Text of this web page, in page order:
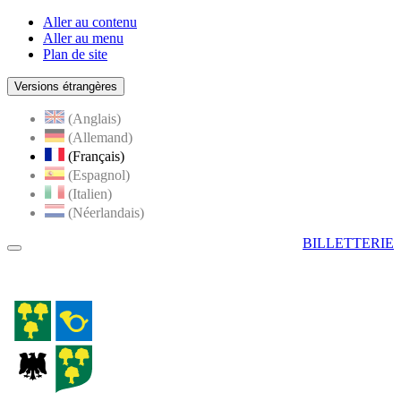
Aller au contenu
Aller au menu
Plan de site
Versions étrangères
(Anglais)
(Allemand)
(Français)
(Espagnol)
(Italien)
(Néerlandais)
BILLETTERIE
Menu